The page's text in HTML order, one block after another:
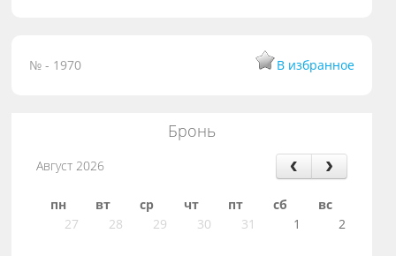
№ - 1970 В избранное
Бронь
Август 2026
пн вт ср чт пт сб
вс
27
28 29 30 31 1 2